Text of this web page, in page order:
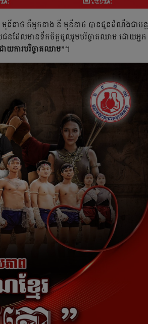
នីនាថ គឺអ្នកនាង នី មុនីនាថ បានជូនដំណឹងជាបន្ដ
ជនដែលមានទឹកចិត្ដចូលរួមបរិច្ចាគឈាម ដោយអ្នក
យការបរិច្ចាគឈាម”។